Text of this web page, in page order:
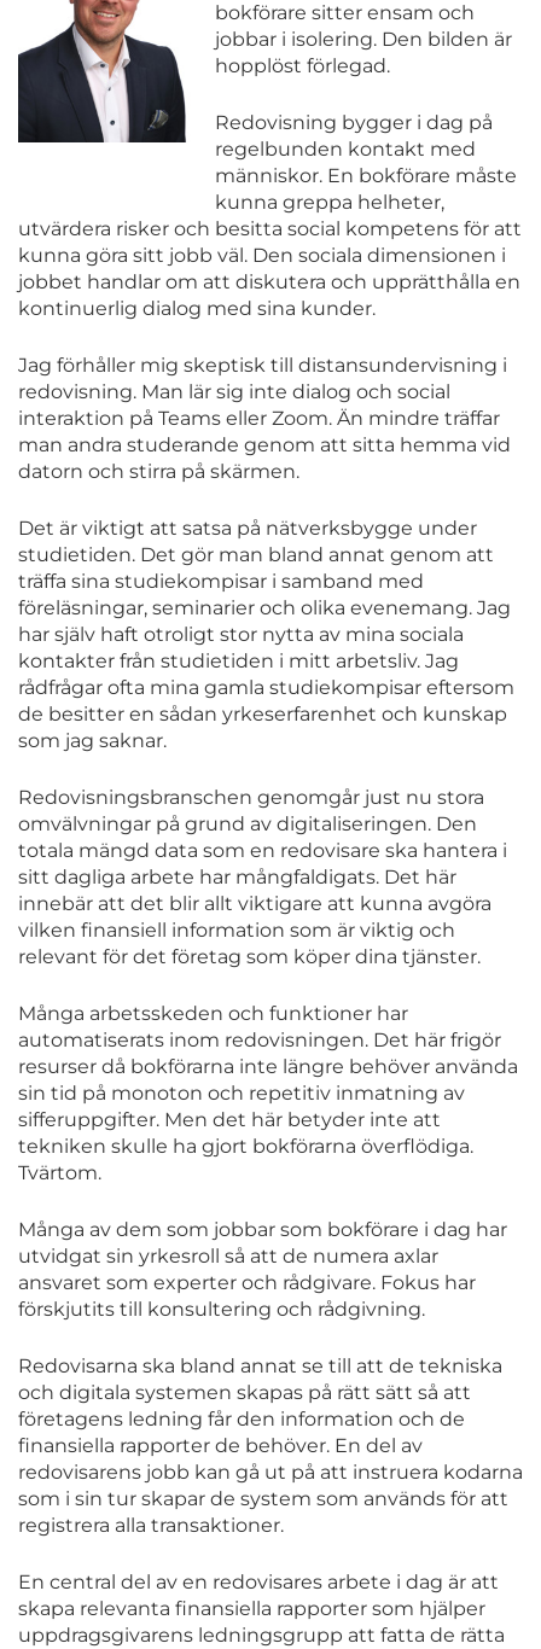
bokförare sitter ensam och
jobbar i isolering. Den bilden är
hopplöst förlegad.
Redovisning bygger i dag på
regelbunden kontakt med
människor. En bokförare måste
kunna greppa helheter,
utvärdera risker och besitta social kompetens för att
kunna göra sitt jobb väl. Den sociala dimensionen i
jobbet handlar om att diskutera och upprätthålla en
kontinuerlig dialog med sina kunder.
Jag förhåller mig skeptisk till distansundervisning i
redovisning. Man lär sig inte dialog och social
interaktion på Teams eller Zoom. Än mindre träffar
man andra studerande genom att sitta hemma vid
datorn och stirra på skärmen.
Det är viktigt att satsa på nätverksbygge under
studietiden. Det gör man bland annat genom att
träffa sina studiekompisar i samband med
föreläsningar, seminarier och olika evenemang. Jag
har själv haft otroligt stor nytta av mina sociala
kontakter från studietiden i mitt arbetsliv. Jag
rådfrågar ofta mina gamla studiekompisar eftersom
de besitter en sådan yrkeserfarenhet och kunskap
som jag saknar.
Redovisningsbranschen genomgår just nu stora
omvälvningar på grund av digitaliseringen. Den
totala mängd data som en redovisare ska hantera i
sitt dagliga arbete har mångfaldigats. Det här
innebär att det blir allt viktigare att kunna avgöra
vilken finansiell information som är viktig och
relevant för det företag som köper dina tjänster.
Många arbetsskeden och funktioner har
automatiserats inom redovisningen. Det här frigör
resurser då bokförarna inte längre behöver använda
sin tid på monoton och repetitiv inmatning av
sifferuppgifter. Men det här betyder inte att
tekniken skulle ha gjort bokförarna överflödiga.
Tvärtom.
Många av dem som jobbar som bokförare i dag har
utvidgat sin yrkesroll så att de numera axlar
ansvaret som experter och rådgivare. Fokus har
förskjutits till konsultering och rådgivning.
Redovisarna ska bland annat se till att de tekniska
och digitala systemen skapas på rätt sätt så att
företagens ledning får den information och de
finansiella rapporter de behöver. En del av
redovisarens jobb kan gå ut på att instruera kodarna
som i sin tur skapar de system som används för att
registrera alla transaktioner.
En central del av en redovisares arbete i dag är att
skapa relevanta finansiella rapporter som hjälper
uppdragsgivarens ledningsgrupp att fatta de rätta